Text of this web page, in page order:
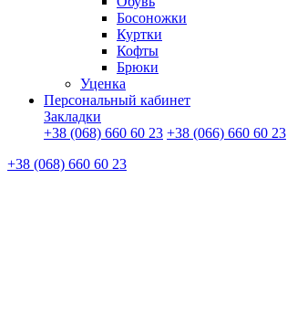
Босоножки
Куртки
Кофты
Брюки
Уценка
Персональный кабинет
Закладки
+38 (068) 660 60 23 +38 (066) 660 60 23
+38 (068) 660 60 23